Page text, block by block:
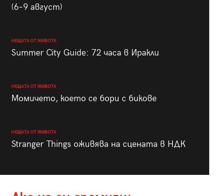
(6–9 август)
НЕЩАТА ОТ ЖИВОТА
Summer City Guide: 72 часа в Иракли
НЕЩАТА ОТ ЖИВОТА
Момичето, което се бори с бикове
НЕЩАТА ОТ ЖИВОТА
Stranger Things оживява на сцената в НДК